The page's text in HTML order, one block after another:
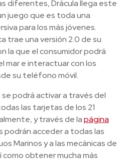
diferentes, Drácula llega este
juego que es toda una
para los más jóvenes.
trae una versión 2.0 de su
la que el consumidor podrá
mar e interactuar con los
su teléfono móvil.
podrá activar a través del
las tarjetas de los 21
y través de lapágina
podrán acceder a todas las
Marinos y a las mecánicas de
obtener mucha más